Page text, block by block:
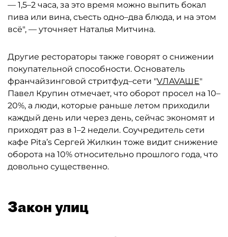
— 1,5–2 часа, за это время можно выпить бокал
пива или вина, съесть одно–два блюда, и на этом
всё", — уточняет Наталья Митчина.
Другие рестораторы также говорят о снижении
покупательной способности. Основатель
франчайзинговой стритфуд–сети "VЛAVAШЕ"
Павел Крупин отмечает, что оборот просел на 10–
20%, а люди, которые раньше летом приходили
каждый день или через день, сейчас экономят и
приходят раз в 1–2 недели. Соучредитель сети
кафе Pita’s Сергей Жилкин тоже видит снижение
оборота на 10% относительно прошлого года, что
довольно существенно.
Закон улиц